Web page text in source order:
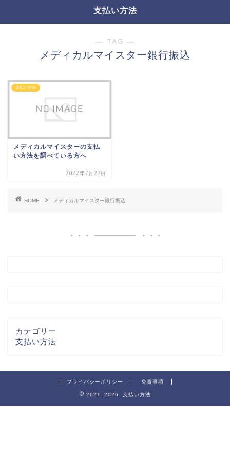
支払い方法
― TAG ―
メディカルマイスター銀行振込
支払い方法
メディカルマイスターの支払
い方法を調べている方へ
2022年7月27日
HOME メディカルマイスター銀行振込
カテゴリー
支払い方法
プライバシーポリシー 免責事項
2021–2026 支払い方法